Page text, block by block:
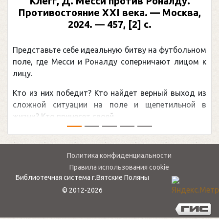
иллюстрированная биография. —
Москва, 2024 (макет 2025). — 133, [2] с.
Погоня Александра Овечкина за снайперским
обсуждаемая хоккейная тема последних лет в
мире.Перед сезоном Национальной хоккейной лиги
— ...
Политика конфиденциальности
Правила использования cookie
Библиотечная система г.Вятские Поляны
© 2012-2026